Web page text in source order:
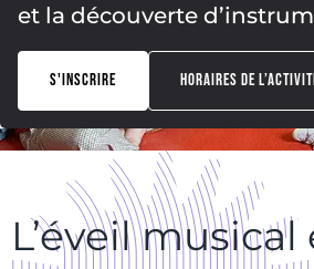
et la découverte
S'INSCRIRE HORAIRES DE
L’éveil